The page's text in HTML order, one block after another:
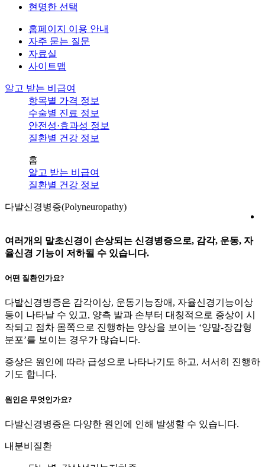
현명한 선택
홈페이지 이용 안내
자주 묻는 질문
자료실
사이트맵
알고 받는 비급여
항목별 가격 정보
수술별 진료 정보
안전성·효과성 정보
질환별 건강 정보
홈
알고 받는 비급여
질환별 건강 정보
다발신경병증(Polyneuropathy)
여러개의 말초신경이 손상되는 신경병증으로, 감각, 운동, 자
율신경 기능이 저하될 수 있습니다.
어떤 질환인가요?
다발신경병증은 감각이상, 운동기능장애, 자율신경기능이상
등이 나타날 수 있고, 양측 발과 손부터 대칭적으로 증상이 시
작되고 점차 몸쪽으로 진행하는 양상을 보이는 ‘양말-장갑형
분포’를 보이는 경우가 많습니다.
증상은 원인에 따라 급성으로 나타나기도 하고, 서서히 진행하
기도 합니다.
원인은 무엇인가요?
다발신경병증은 다양한 원인에 인해 발생할 수 있습니다.
내분비질환